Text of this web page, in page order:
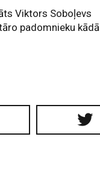
Viktors Soboļevs
padomnieku kādā